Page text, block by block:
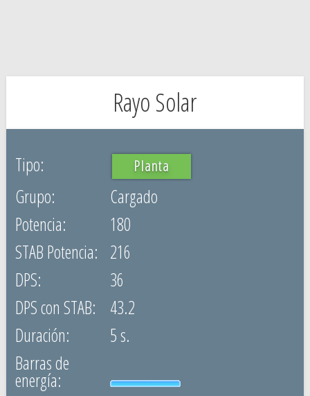
Rayo Solar
Planta
Cargado
180
216
36
43.2
5 s.